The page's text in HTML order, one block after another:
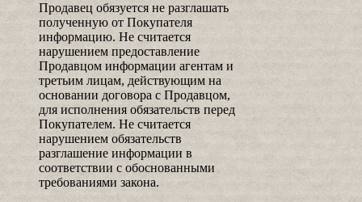
Продавец обязуется не разглашать
полученную от Покупателя
информацию. Не считается
нарушением предоставление
Продавцом информации агентам и
третьим лицам, действующим на
основании договора с Продавцом,
для исполнения обязательств перед
Покупателем. Не считается
нарушением обязательств
разглашение информации в
соответствии с обоснованными
требованиями закона.